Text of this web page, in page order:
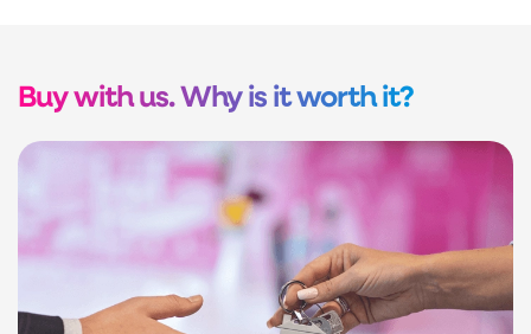
Buy with us. Why is it worth it?